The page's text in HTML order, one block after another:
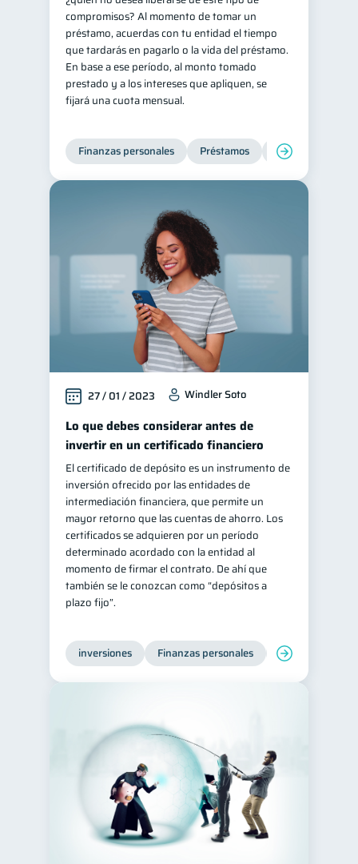
compromisos? Al momento de tomar un
préstamo, acuerdas con tu entidad el tiempo
que tardarás en pagarlo o la vida del préstamo.
En base a ese período, al monto tomado
prestado y a los intereses que apliquen, se
fijará una cuota mensual.
Finanzas personales Préstamos Productos
27 / 01 / 2023 Windler Soto
Lo que debes considerar antes de
invertir en un certificado financiero
El certificado de depósito es un instrumento de
inversión ofrecido por las entidades de
intermediación financiera, que permite un
mayor retorno que las cuentas de ahorro. Los
certificados se adquieren por un período
determinado acordado con la entidad al
momento de firmar el contrato. De ahí que
también se le conozcan como “depósitos a
plazo fijo”.
inversiones Finanzas personales Educación